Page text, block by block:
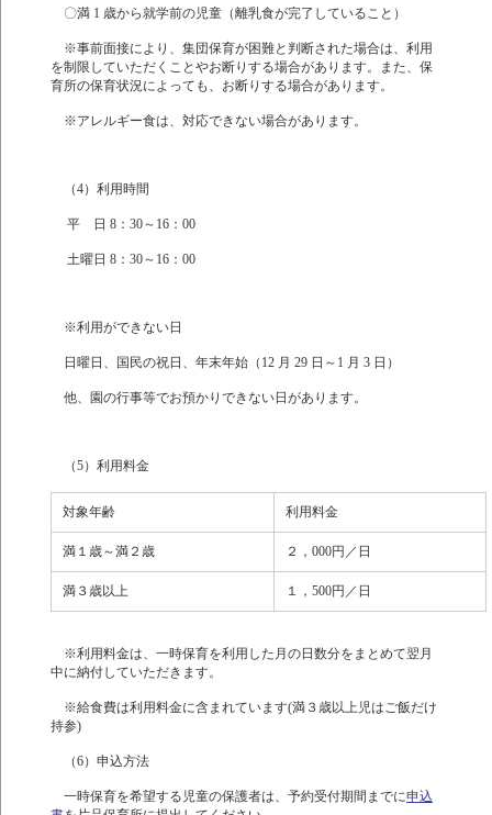
〇満 1 歳から就学前の児童（離乳食が完了していること）
※事前面接により、集団保育が困難と判断された場合は、利用
を制限していただくことやお断りする場合があります。また、保
育所の保育状況によっても、お断りする場合があります。
※アレルギー食は、対応できない場合があります。
（4）利用時間
平 日 8：30～16：00
土曜日 8：30～16：00
※利用ができない日
日曜日、国民の祝日、年末年始（12 月 29 日～1 月 3 日）
他、園の行事等でお預かりできない日があります。
（5）利用料金
対象年齢 利用料金
満１歳～満２歳 ２，000円／日
満３歳以上 １，500円／日
※利用料金は、一時保育を利用した月の日数分をまとめて翌月
中に納付していただきます。
※給食費は利用料金に含まれています(満３歳以上児はご飯だけ
持参)
（6）申込方法
一時保育を希望する児童の保護者は、予約受付期間までに申込